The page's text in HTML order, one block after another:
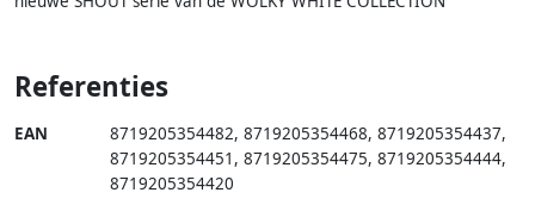
Referenties
EAN 8719205354482, 8719205354468, 8719205354437,
8719205354451 , 8719205354475, 8719205354444,
8719205354420